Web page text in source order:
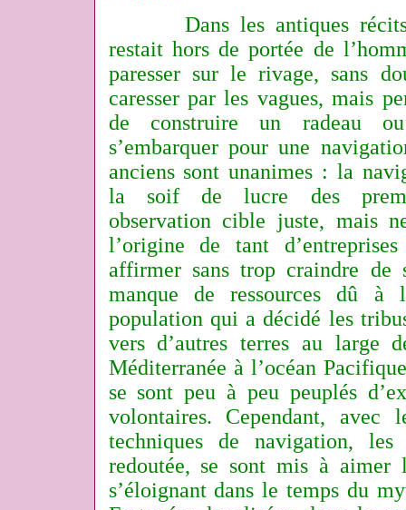
Dans les antiques récits
restait hors de portée de
paresser sur le rivage, sans
caresser par les vagues, mais
de construire un radeau
s’embarquer pour une
anciens sont unanimes : la
la soif de lucre des
observation cible juste, mais
l’origine de tant
affirmer sans trop craindre de
manque de ressources dû à
population qui a décidé les
vers d’autres terres au large
Méditerranée à l’océan
se sont peu à peu peuplés
volontaires. Cependant, avec
techniques de navigation, les
redoutée, se sont mis à
s’éloignant dans le temps du